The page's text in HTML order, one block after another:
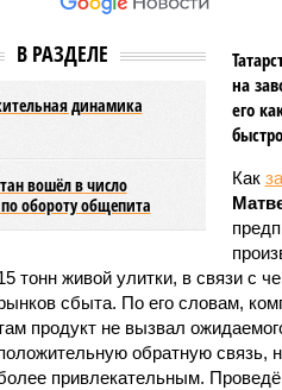
В РАЗДЕЛЕ
динамика
вошёл в число
обороту общепита
на
его
Как
тонн живой улитки, в связи с
сбыта. По его словам,
продукт не вызвал
обратную связь,
привлекательным.